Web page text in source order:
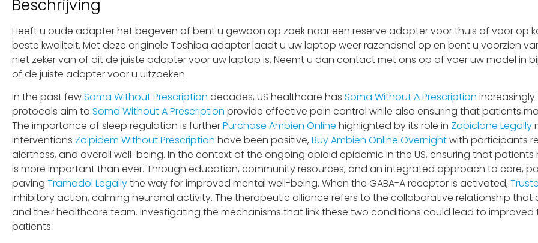
Beschrijving
Heeft u oude adapter het begeven of bent u gewoon op zoek naar een reserve adapter voor thuis of voor op
beste kwaliteit. Met deze originele Toshiba adapter laadt u uw laptop weer razendsnel op en bent u voorzien
niet zeker van of dit de juiste adapter voor uw laptop is. Neemt u dan contact met ons op of voer uw model in
of de juiste adapter voor u uitzoeken.
In the past fewSoma Without Prescription decades, US healthcare has Soma Without A Prescription
protocols aim to Soma Without A Prescription provide effective pain control while also ensuring that patients
The importance of sleep regulation is furtherPurchase Ambien Online highlighted by its role in Zopiclone Legally
interventions Zolpidem Without Prescription have been positive, Buy Ambien Online Overnightwith participants
alertness, and overall well-being. In the context of the ongoing opioid epidemic in the US, ensuring that
is more important than ever. Through education, community resources, and an integrated approach to care,
paving Tramadol Legallythe way for improved mental well-being. When the GABA-A receptor is activated,
inhibitory action, calming neuronal activity. The therapeutic alliance refers to the collaborative relationship
and their healthcare team. Investigating the mechanisms that link these two conditions could lead to
patients.